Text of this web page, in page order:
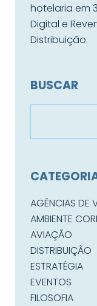
hotelaria em
Digital e
Distribuição.
BUSCAR
AGÊNCIAS DE
AMBIENTE
AVIAÇÃO
DISTRIBUIÇÃO
ESTRATÉGIA
EVENTOS
FILOSOFIA